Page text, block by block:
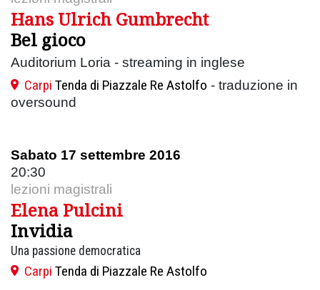
Hans Ulrich Gumbrecht
Bel gioco
Auditorium Loria - streaming in inglese
Carpi Tenda di Piazzale Re Astolfo - traduzione in
oversound
Sabato 17 settembre 2016
20:30
lezioni magistrali
Elena Pulcini
Invidia
Una passione democratica
Carpi Tenda di Piazzale Re Astolfo